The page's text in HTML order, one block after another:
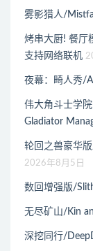
雾影猎人/
烤串大厨! 餐厅
支持网络联机
夜幕：畸人秀/
伟大角斗士学
Gladiator
轮回之兽豪华
2026年8月5日
数回增强版/
无尽矿山/Kin
深挖同行/